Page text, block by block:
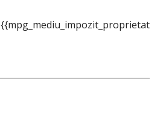
{{mpg_mediu_impozit_proprietate_2}}